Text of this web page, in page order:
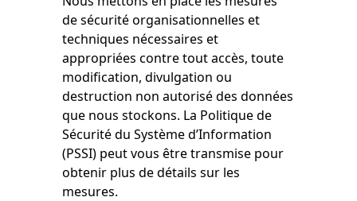
de sécurité organisationnelles et
techniques nécessaires et
appropriées contre tout accès, toute
modification, divulgation ou
destruction non autorisé des données
que nous stockons. La Politique de
Sécurité du Système d’Information
(PSSI) peut vous être transmise pour
obtenir plus de détails sur les
mesures.